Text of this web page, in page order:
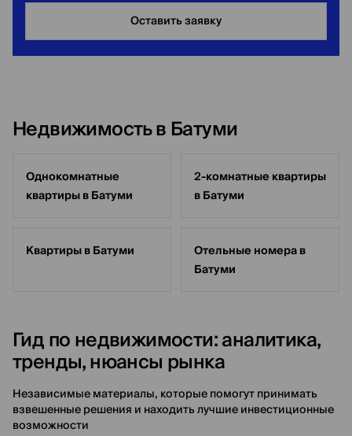
Оставить заявку
Недвижимость в Батуми
Однокомнатные
квартиры в Батуми
2-комнатные квартиры
в Батуми
Квартиры в Батуми
Отельные номера в
Батуми
Гид по недвижимости: аналитика,
тренды, нюансы рынка
Независимые материалы, которые помогут принимать
взвешенные решения и находить лучшие инвестиционные
возможности